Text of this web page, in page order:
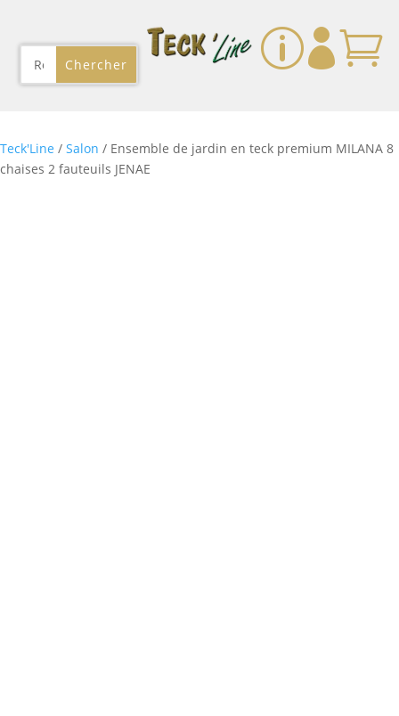
p 
Teck'Line / Salon / Ensemble de jardin en teck premium MILANA 8
chaises 2 fauteuils JENAE